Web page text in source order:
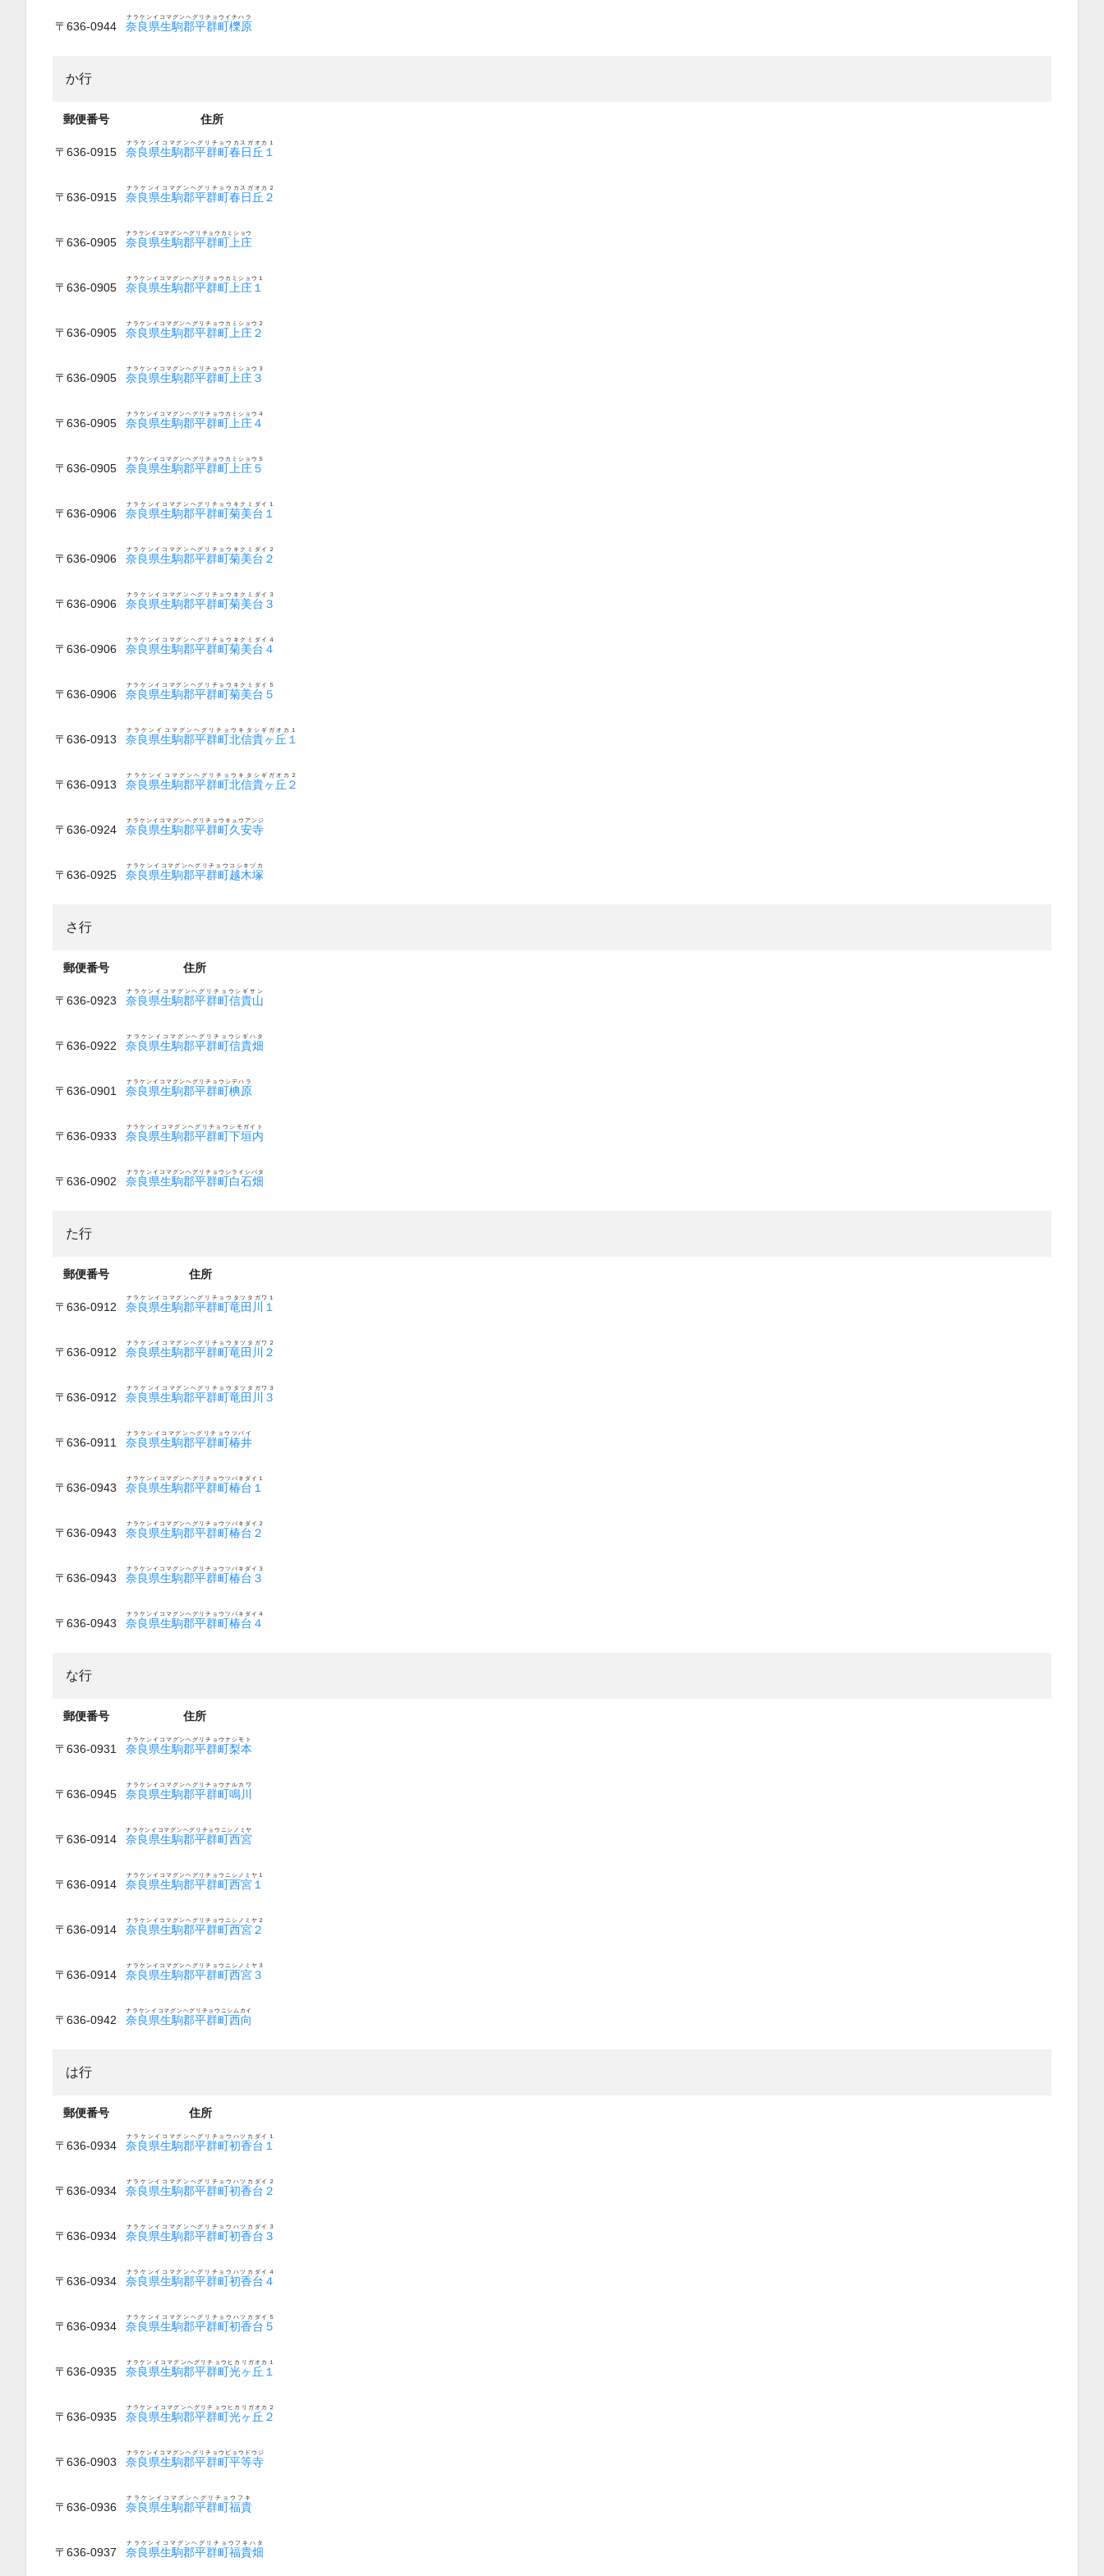
〒636-0944 奈良県生駒郡平群町櫟原
ナラケンイコマグンヘグリチョウイチハラ
か行
郵便番号 住所
〒636-0915 奈良県生駒郡平群町春日丘１
ナラケンイコマグンヘグリチョウカスガオカ１
〒636-0915 奈良県生駒郡平群町春日丘２
ナラケンイコマグンヘグリチョウカスガオカ２
〒636-0905 奈良県生駒郡平群町上庄
ナラケンイコマグンヘグリチョウカミショウ
〒636-0905 奈良県生駒郡平群町上庄１
ナラケンイコマグンヘグリチョウカミショウ１
〒636-0905 奈良県生駒郡平群町上庄２
ナラケンイコマグンヘグリチョウカミショウ２
〒636-0905 奈良県生駒郡平群町上庄３
ナラケンイコマグンヘグリチョウカミショウ３
〒636-0905 奈良県生駒郡平群町上庄４
ナラケンイコマグンヘグリチョウカミショウ４
〒636-0905 奈良県生駒郡平群町上庄５
ナラケンイコマグンヘグリチョウカミショウ５
〒636-0906 奈良県生駒郡平群町菊美台１
ナラケンイコマグンヘグリチョウキクミダイ１
〒636-0906 奈良県生駒郡平群町菊美台２
ナラケンイコマグンヘグリチョウキクミダイ２
〒636-0906 奈良県生駒郡平群町菊美台３
ナラケンイコマグンヘグリチョウキクミダイ３
〒636-0906 奈良県生駒郡平群町菊美台４
ナラケンイコマグンヘグリチョウキクミダイ４
〒636-0906 奈良県生駒郡平群町菊美台５
ナラケンイコマグンヘグリチョウキクミダイ５
〒636-0913 奈良県生駒郡平群町北信貴ヶ丘１
ナラケンイコマグンヘグリチョウキタシギガオカ１
〒636-0913 奈良県生駒郡平群町北信貴ヶ丘２
ナラケンイコマグンヘグリチョウキタシギガオカ２
〒636-0924 奈良県生駒郡平群町久安寺
ナラケンイコマグンヘグリチョウキュウアンジ
〒636-0925 奈良県生駒郡平群町越木塚
ナラケンイコマグンヘグリチョウコシキヅカ
さ行
郵便番号 住所
〒636-0923 奈良県生駒郡平群町信貴山
ナラケンイコマグンヘグリチョウシギサン
〒636-0922 奈良県生駒郡平群町信貴畑
ナラケンイコマグンヘグリチョウシギハタ
〒636-0901 奈良県生駒郡平群町椣原
ナラケンイコマグンヘグリチョウシデハラ
〒636-0933 奈良県生駒郡平群町下垣内
ナラケンイコマグンヘグリチョウシモガイト
〒636-0902 奈良県生駒郡平群町白石畑
ナラケンイコマグンヘグリチョウシライシバタ
た行
郵便番号 住所
〒636-0912 奈良県生駒郡平群町竜田川１
ナラケンイコマグンヘグリチョウタツタガワ１
〒636-0912 奈良県生駒郡平群町竜田川２
ナラケンイコマグンヘグリチョウタツタガワ２
〒636-0912 奈良県生駒郡平群町竜田川３
ナラケンイコマグンヘグリチョウタツタガワ３
〒636-0911 奈良県生駒郡平群町椿井
ナラケンイコマグンヘグリチョウツバイ
〒636-0943 奈良県生駒郡平群町椿台１
ナラケンイコマグンヘグリチョウツバキダイ１
〒636-0943 奈良県生駒郡平群町椿台２
ナラケンイコマグンヘグリチョウツバキダイ２
〒636-0943 奈良県生駒郡平群町椿台３
ナラケンイコマグンヘグリチョウツバキダイ３
〒636-0943 奈良県生駒郡平群町椿台４
ナラケンイコマグンヘグリチョウツバキダイ４
な行
郵便番号 住所
〒636-0931 奈良県生駒郡平群町梨本
ナラケンイコマグンヘグリチョウナシモト
〒636-0945 奈良県生駒郡平群町鳴川
ナラケンイコマグンヘグリチョウナルカワ
〒636-0914 奈良県生駒郡平群町西宮
ナラケンイコマグンヘグリチョウニシノミヤ
〒636-0914 奈良県生駒郡平群町西宮１
ナラケンイコマグンヘグリチョウニシノミヤ１
〒636-0914 奈良県生駒郡平群町西宮２
ナラケンイコマグンヘグリチョウニシノミヤ２
〒636-0914 奈良県生駒郡平群町西宮３
ナラケンイコマグンヘグリチョウニシノミヤ３
〒636-0942 奈良県生駒郡平群町西向
ナラケンイコマグンヘグリチョウニシムカイ
は行
郵便番号 住所
〒636-0934 奈良県生駒郡平群町初香台１
ナラケンイコマグンヘグリチョウハツカダイ１
〒636-0934 奈良県生駒郡平群町初香台２
ナラケンイコマグンヘグリチョウハツカダイ２
〒636-0934 奈良県生駒郡平群町初香台３
ナラケンイコマグンヘグリチョウハツカダイ３
〒636-0934 奈良県生駒郡平群町初香台４
ナラケンイコマグンヘグリチョウハツカダイ４
〒636-0934 奈良県生駒郡平群町初香台５
ナラケンイコマグンヘグリチョウハツカダイ５
〒636-0935 奈良県生駒郡平群町光ヶ丘１
ナラケンイコマグンヘグリチョウヒカリガオカ１
〒636-0935 奈良県生駒郡平群町光ヶ丘２
ナラケンイコマグンヘグリチョウヒカリガオカ２
〒636-0903 奈良県生駒郡平群町平等寺
ナラケンイコマグンヘグリチョウビョウドウジ
〒636-0936 奈良県生駒郡平群町福貴
ナラケンイコマグンヘグリチョウフキ
〒636-0937 奈良県生駒郡平群町福貴畑
ナラケンイコマグンヘグリチョウフキハタ